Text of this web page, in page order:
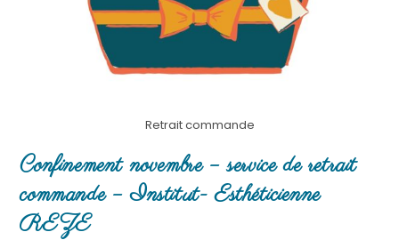
Retrait commande
Confinement novembre – service de retrait
commande – Institut- Esthéticienne
REZE